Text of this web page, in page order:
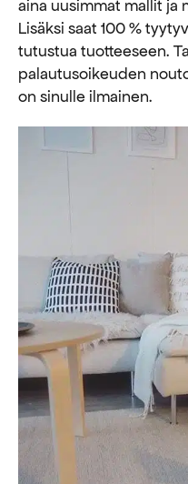
aina uusimmat mallit ja
Lisäksi saat 100 %
tutustua tuotteeseen.
palautusoikeuden
on sinulle ilmainen.